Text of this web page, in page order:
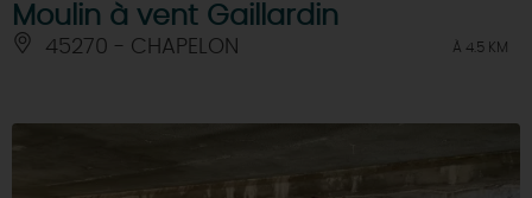
Moulin à vent Gaillardin
45270 - CHAPELON À 4.5 KM